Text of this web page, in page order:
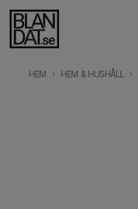
HEM HEM & HUSHÅLL